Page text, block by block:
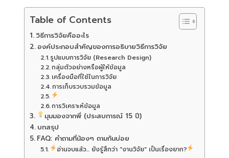
Table of Contents
วิธีการวิจัยคืออะไร
องค์ประกอบสำคัญของการอธิบายวิธีการวิจัย
รูปแบบการวิจัย (Research Design)
กลุ่มตัวอย่างหรือผู้ให้ข้อมูล
เครื่องมือที่ใช้ในการวิจัย
การเก็บรวบรวมข้อมูล
การวิเคราะห์ข้อมูล
มุมมองจากพี่ (ประสบการณ์ 15 ปี)
บทสรุป
FAQ: คำถามที่น้องๆ ถามกันบ่อย
อ่านจบแล้ว... ยังรู้สึกว่า "งานวิจัย" เป็นเรื่องยาก?